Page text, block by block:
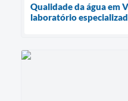
Qualidade da água em
laboratório